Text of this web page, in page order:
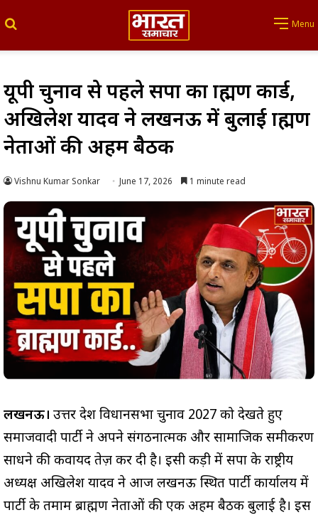
Menu
यूपी चुनाव से पहले सपा का ब्राह्मण कार्ड,
अखिलेश यादव ने लखनऊ में बुलाई ब्राह्मण
नेताओं की अहम बैठक
Vishnu Kumar Sonkar June 17, 2026 1 minute read
लखनऊ। उत्तर प्रदेश विधानसभा चुनाव 2027 को देखते हुए
समाजवादी पार्टी ने अपने संगठनात्मक और सामाजिक समीकरण
साधने की कवायद तेज़ कर दी है। इसी कड़ी में सपा के राष्ट्रीय
अध्यक्ष अखिलेश यादव ने आज लखनऊ स्थित पार्टी कार्यालय में
पार्टी के तमाम ब्राह्मण नेताओं की एक अहम बैठक बुलाई है। इस